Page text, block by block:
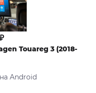
Touareg 3 (2018-
Android